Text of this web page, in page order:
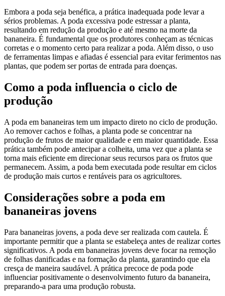
Embora a poda seja benéfica, a prática inadequada pode levar a
sérios problemas. A poda excessiva pode estressar a planta,
resultando em redução da produção e até mesmo na morte da
bananeira. É fundamental que os produtores conheçam as técnicas
corretas e o momento certo para realizar a poda. Além disso, o uso
de ferramentas limpas e afiadas é essencial para evitar ferimentos nas
plantas, que podem ser portas de entrada para doenças.
Como a poda influencia o ciclo de
produção
A poda em bananeiras tem um impacto direto no ciclo de produção.
Ao remover cachos e folhas, a planta pode se concentrar na
produção de frutos de maior qualidade e em maior quantidade. Essa
prática também pode antecipar a colheita, uma vez que a planta se
torna mais eficiente em direcionar seus recursos para os frutos que
permanecem. Assim, a poda bem executada pode resultar em ciclos
de produção mais curtos e rentáveis para os agricultores.
Considerações sobre a poda em
bananeiras jovens
Para bananeiras jovens, a poda deve ser realizada com cautela. É
importante permitir que a planta se estabeleça antes de realizar cortes
significativos. A poda em bananeiras jovens deve focar na remoção
de folhas danificadas e na formação da planta, garantindo que ela
cresça de maneira saudável. A prática precoce de poda pode
influenciar positivamente o desenvolvimento futuro da bananeira,
preparando-a para uma produção robusta.